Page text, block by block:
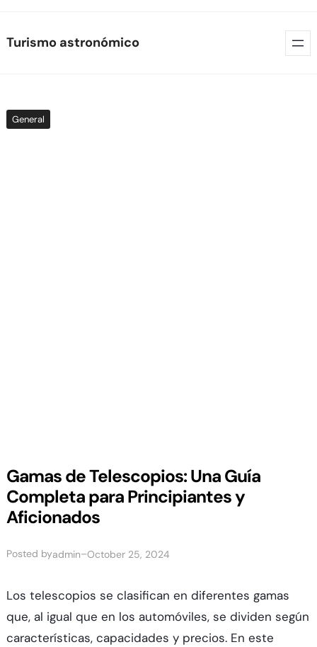
to
Turismo astronómico
General
Gamas de Telescopios: Una Guía
Completa para Principiantes y
Aficionados
Posted byadmin–October 25, 2024
Los telescopios se clasifican en diferentes gamas
que, al igual que en los automóviles, se dividen según
características, capacidades y precios. En este